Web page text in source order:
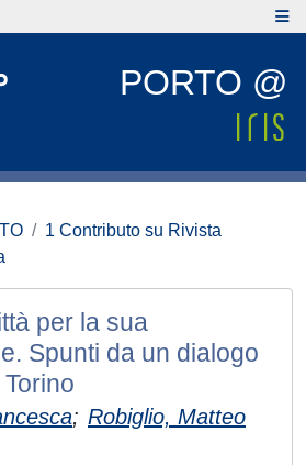
PORTO @
1 Contributo su Rivista
per la sua
Spunti da un dialogo
; Robiglio, Matteo